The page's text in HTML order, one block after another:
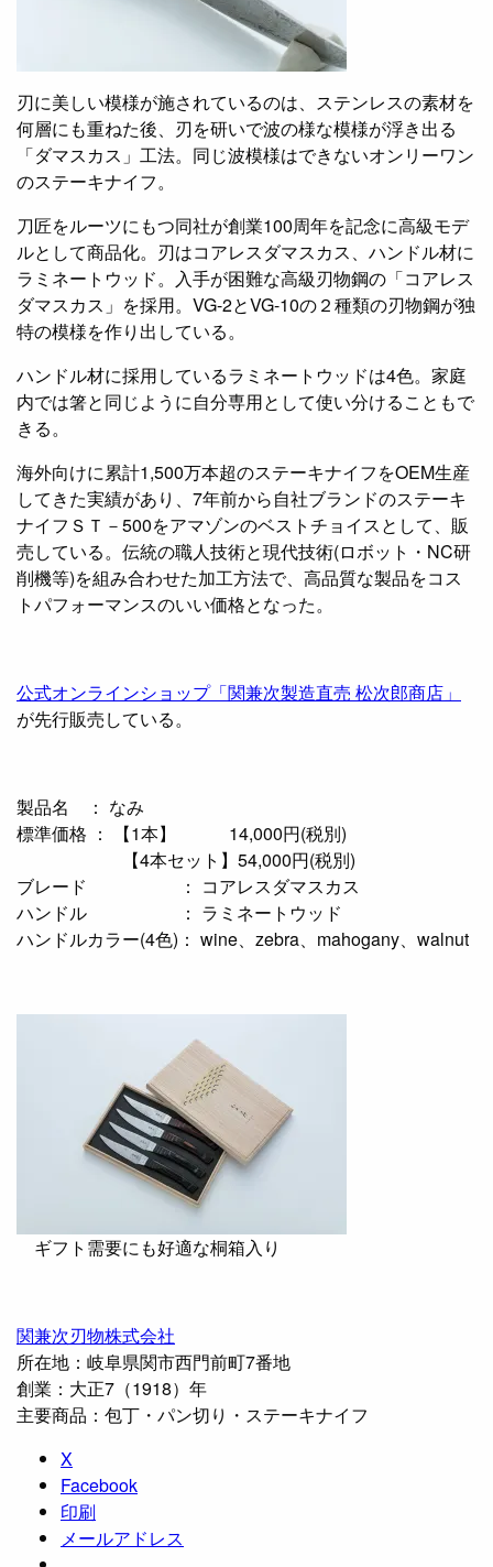
刃に美しい模様が施されているのは、ステンレスの素材を
何層にも重ねた後、刃を研いで波の様な模様が浮き出る
「ダマスカス」工法。同じ波模様はできないオンリーワン
のステーキナイフ。
刀匠をルーツにもつ同社が創業100周年を記念に高級モデ
ルとして商品化。刃はコアレスダマスカス、ハンドル材に
ラミネートウッド。入手が困難な高級刃物鋼の「コアレス
ダマスカス」を採用。VG-2とVG-10の２種類の刃物鋼が独
特の模様を作り出している。
ハンドル材に採用しているラミネートウッドは4色。家庭
内では箸と同じように自分専用として使い分けることもで
きる。
海外向けに累計1,500万本超のステーキナイフをOEM生産
してきた実績があり、7年前から自社ブランドのステーキ
ナイフＳＴ－500をアマゾンのベストチョイスとして、販
売している。伝統の職人技術と現代技術(ロボット・NC研
削機等)を組み合わせた加工方法で、高品質な製品をコス
トパフォーマンスのいい価格となった。
公式オンラインショップ「関兼次製造直売 松次郎商店」
が先行販売している。
製品名 ： なみ
標準価格 ： 【1本】 14,000円(税別)
【4本セット】54,000円(税別)
ブレード ： コアレスダマスカス
ハンドル ： ラミネートウッド
ハンドルカラー(4色)： wine、zebra、mahogany、walnut
ギフト需要にも好適な桐箱入り
関兼次刃物株式会社
所在地：岐阜県関市西門前町7番地
創業：大正7（1918）年
主要商品：包丁・パン切り・ステーキナイフ
X
Facebook
印刷
メールアドレス